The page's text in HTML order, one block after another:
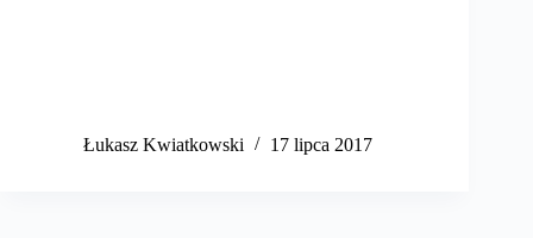
​Łukasz Kwiatkowski 17 lipca 2017